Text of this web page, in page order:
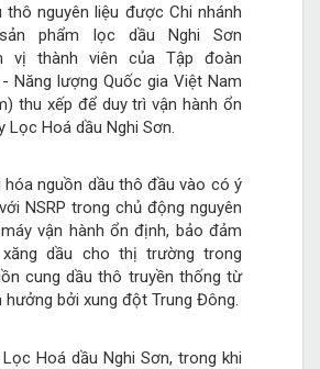
nguyên liệu được Chi nhánh
phẩm lọc dầu Nghi Sơn
vị thành viên của Tập đoàn
Năng lượng Quốc gia Việt Nam
thu xếp để duy trì vận hành ổn
Lọc Hoá dầu Nghi Sơn.
hóa nguồn dầu thô đầu vào có ý
NSRP trong chủ động nguyên
vận hành ổn định, bảo đảm
dầu cho thị trường trong
cung dầu thô truyền thống từ
hưởng bởi xung đột Trung Đông.
Hoá dầu Nghi Sơn, trong khi